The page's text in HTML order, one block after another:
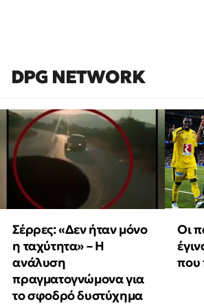
DPG NETWORK
Σέρρες: «Δεν ήταν μόνο
η ταχύτητα» – Η
ανάλυση
πραγματογνώμονα για
το σφοδρό δυστύχημα
Οι
που